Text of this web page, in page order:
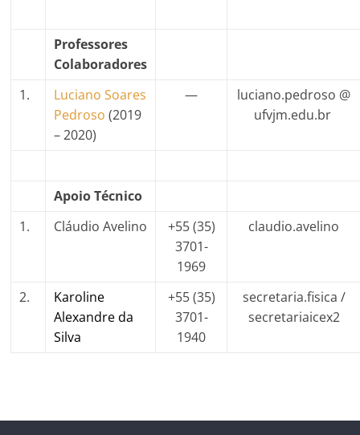
Professores
Colaboradores
1.
Luciano Soares
Pedroso (2019
– 2020)
—
luciano.pedroso @
ufvjm.edu.br
Apoio Técnico
1.
Cláudio Avelino
+55 (35)
3701-
1969
claudio.avelino
2.
Karoline
Alexandre da
Silva
+55 (35)
3701-
1940
secretaria.fisica /
secretariaicex2